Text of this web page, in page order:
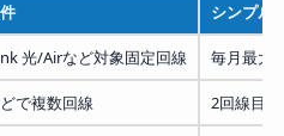
シンプル
光/Airなど対象固定回線 毎月最大
で複数回線 2回線目